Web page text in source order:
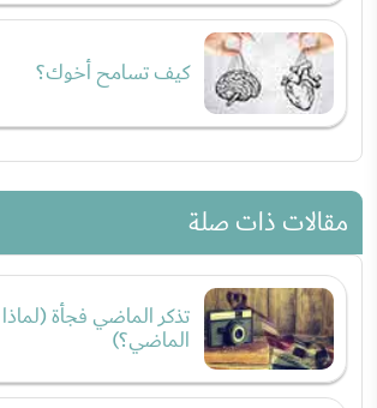
كيف تسامح أخوك؟
مقالات ذات صلة
تذكر الماضي فجأة (لماذا
الماضي؟)